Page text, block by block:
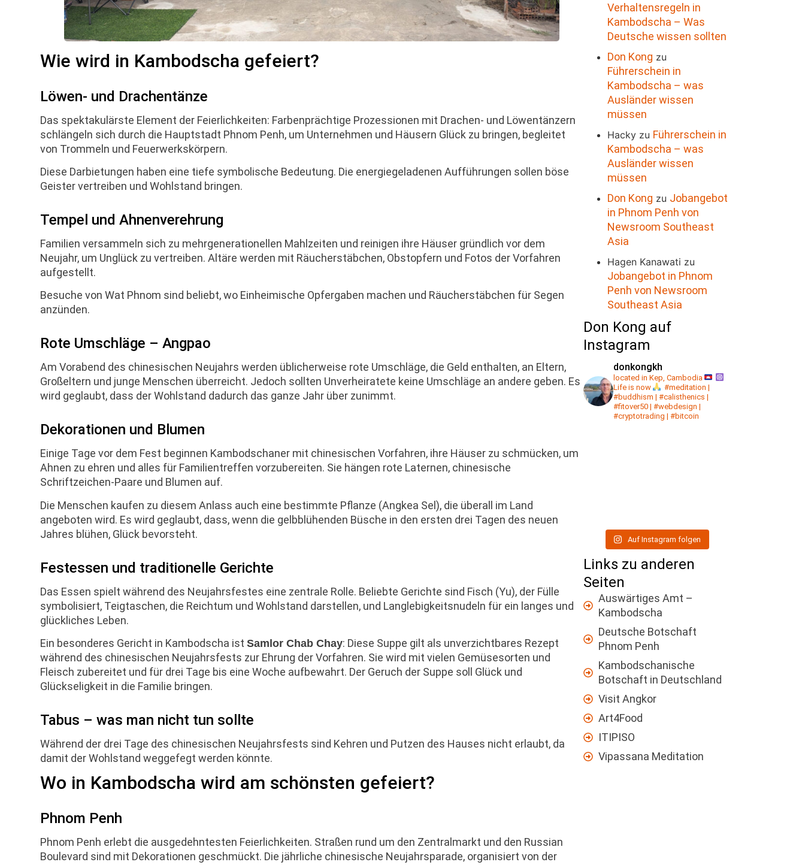
Wie wird in Kambodscha gefeiert?
Löwen- und Drachentänze
Das spektakulärste Element der Feierlichkeiten: Farbenprächtige Prozessionen mit Drachen- und Löwentänzern
schlängeln sich durch die Hauptstadt Phnom Penh, um Unternehmen und Häusern Glück zu bringen, begleitet
von Trommeln und Feuerwerkskörpern.
Diese Darbietungen haben eine tiefe symbolische Bedeutung. Die energiegeladenen Aufführungen sollen böse
Geister vertreiben und Wohlstand bringen.
Tempel und Ahnenverehrung
Familien versammeln sich zu mehrgenerationellen Mahlzeiten und reinigen ihre Häuser gründlich vor dem
Neujahr, um Unglück zu vertreiben. Altäre werden mit Räucherstäbchen, Obstopfern und Fotos der Vorfahren
aufgestellt.
Besuche von Wat Phnom sind beliebt, wo Einheimische Opfergaben machen und Räucherstäbchen für Segen
anzünden.
Rote Umschläge – Angpao
Am Vorabend des chinesischen Neujahrs werden üblicherweise rote Umschläge, die Geld enthalten, an Eltern,
Großeltern und junge Menschen überreicht. Jedoch sollten Unverheiratete keine Umschläge an andere geben. Es
wird geglaubt, dass der Wohlstand dadurch das ganze Jahr über zunimmt.
Dekorationen und Blumen
Einige Tage vor dem Fest beginnen Kambodschaner mit chinesischen Vorfahren, ihre Häuser zu schmücken, um
Ahnen zu ehren und alles für Familientreffen vorzubereiten. Sie hängen rote Laternen, chinesische
Schriftzeichen-Paare und Blumen auf.
Die Menschen kaufen zu diesem Anlass auch eine bestimmte Pflanze (Angkea Sel), die überall im Land
angeboten wird. Es wird geglaubt, dass, wenn die gelbblühenden Büsche in den ersten drei Tagen des neuen
Jahres blühen, Glück bevorsteht.
Festessen und traditionelle Gerichte
Das Essen spielt während des Neujahrsfestes eine zentrale Rolle. Beliebte Gerichte sind Fisch (Yu), der Fülle
symbolisiert, Teigtaschen, die Reichtum und Wohlstand darstellen, und Langlebigkeitsnudeln für ein langes und
glückliches Leben.
Ein besonderes Gericht in Kambodscha istSamlor Chab Chay: Diese Suppe gilt als unverzichtbares Rezept
während des chinesischen Neujahrsfests zur Ehrung der Vorfahren. Sie wird mit vielen Gemüsesorten und
Fleisch zubereitet und für drei Tage bis eine Woche aufbewahrt. Der Geruch der Suppe soll Glück und
Glückseligkeit in die Familie bringen.
Tabus – was man nicht tun sollte
Während der drei Tage des chinesischen Neujahrsfests sind Kehren und Putzen des Hauses nicht erlaubt, da
damit der Wohlstand weggefegt werden könnte.
Wo in Kambodscha wird am schönsten gefeiert?
Phnom Penh
Phnom Penh erlebt die ausgedehntesten Feierlichkeiten. Straßen rund um den Zentralmarkt und den Russian
Boulevard sind mit Dekorationen geschmückt. Die jährliche chinesische Neujahrsparade, organisiert von der
Verhaltensregeln in
Kambodscha – Was
Deutsche wissen sollten
Don Kong zu
Führerschein in
Kambodscha – was
Ausländer wissen
müssen
Hacky zu Führerschein in
Kambodscha – was
Ausländer wissen
müssen
Don Kong zu Jobangebot
in Phnom Penh von
Newsroom Southeast
Asia
Hagen Kanawati zu
Jobangebot in Phnom
Penh von Newsroom
Southeast Asia
Don Kong auf
Instagram
donkongkh
located in Kep, Cambodia
Life is now
#meditation |
#buddhism | #calisthenics |
#fitover50 | #webdesign |
#cryptotrading | #bitcoin
Auf Instagram folgen
Links zu anderen
Seiten
Auswärtiges Amt –
Kambodscha
Deutsche Botschaft
Phnom Penh
Kambodschanische
Botschaft in Deutschland
Visit Angkor
Art4Food
ITIPISO
Vipassana Meditation